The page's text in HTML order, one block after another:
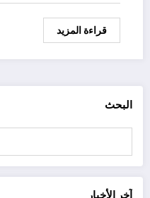
قراءة المزيد
البحث
آخر الأخبار